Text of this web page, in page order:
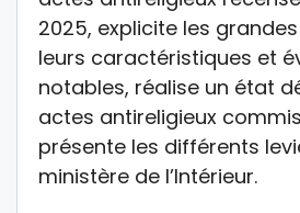
2025, explicite les
leurs caractéristiques et
notables, réalise un état
actes antireligieux
présente les différents
ministère de l’Intérieur.